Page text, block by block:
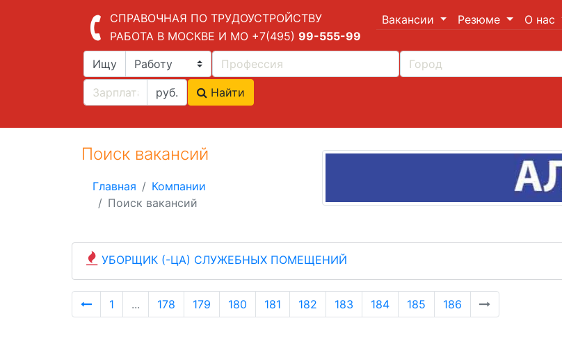
СПРАВОЧНАЯ ПО ТРУДОУСТРОЙСТВУ
РАБОТА В МОСКВЕ И МО +7(495) 99-555-99
Вакансии Резюме О нас
Ищу
руб. Найти
Поиск вакансий
Главная
Компании
Поиск вакансий
УБОРЩИК (-ЦА) СЛУЖЕБНЫХ ПОМЕЩЕНИЙ
1 ... 178 179 180 181 182 183 184 185 186